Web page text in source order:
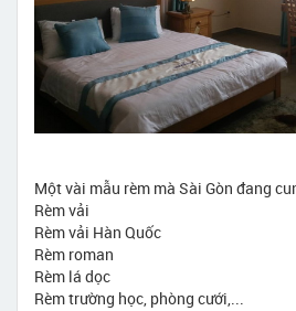
Một vài mẫu rèm mà Sài Gòn đang
Rèm vải
Rèm vải Hàn Quốc
Rèm roman
Rèm lá dọc
Rèm trường học, phòng cưới,...